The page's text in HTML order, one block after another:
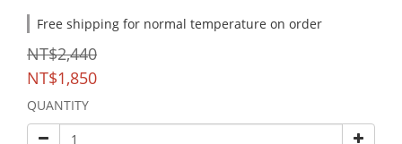
Free shipping for normal temperature on order
NT$2,440
NT$1,850
QUANTITY